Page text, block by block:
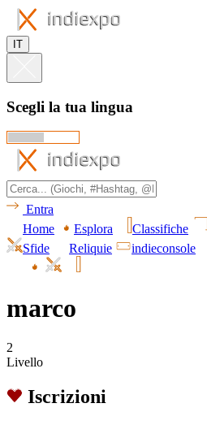
IT
Scegli la tua lingua
Entra
Home
Esplora Classifiche
Sfide
Reliquie indieconsole
marco
2
Livello
Iscrizioni